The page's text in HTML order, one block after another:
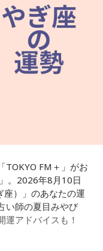
。
uranai.jp/
TOKYO FM＋」がお
。2026年8月10日
座）」のあなたの運
い師の夏目みやび
運アドバイスも！